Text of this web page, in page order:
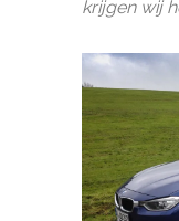
krijgen wij